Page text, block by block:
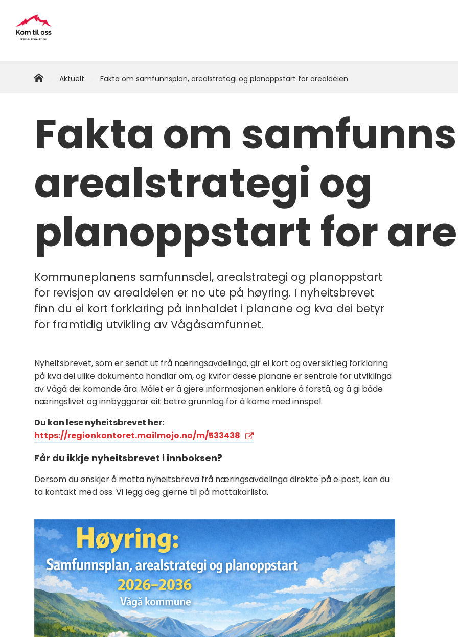
Næringssamarbeid
Nord-
DuHjemAktuelt Fakta om samfunnsplan, arealstrategi og planoppstart for arealdelen
Fakta om
arealstrategi og
planoppstart for
Kommuneplanens samfunnsdel, arealstrategi og planoppstart
for revisjon av arealdelen er no ute på høyring. I nyheitsbrevet
finn du ei kort forklaring på innhaldet i planane og kva dei betyr
for framtidig utvikling av Vågåsamfunnet.
Nyheitsbrevet, som er sendt ut frå næringsavdelinga, gir ei kort og oversiktleg forklaring
på kva dei ulike dokumenta handlar om, og kvifor desse planane er sentrale for utviklinga
av Vågå dei komande åra. Målet er å gjere informasjonen enklare å forstå, og å gi både
næringslivet og innbyggarar eit betre grunnlag for å kome med innspel.
Du kan lese nyheitsbrevet her:
https://regionkontoret.mailmojo.no/m/533438
Får du ikkje nyheitsbrevet i innboksen?
Dersom du ønskjer å motta nyheitsbreva frå næringsavdelinga direkte på e‑post, kan du
ta kontakt med oss. Vi legg deg gjerne til på mottakarlista.